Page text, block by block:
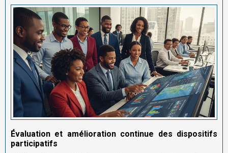
Évaluation et amélioration continue des dispositifs
participatifs